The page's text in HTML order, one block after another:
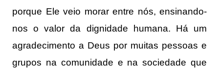
porque Ele veio morar entre nós, ensinando-
nos o valor da dignidade humana. Há um
agradecimento a Deus por muitas pessoas e
grupos na comunidade e na sociedade que